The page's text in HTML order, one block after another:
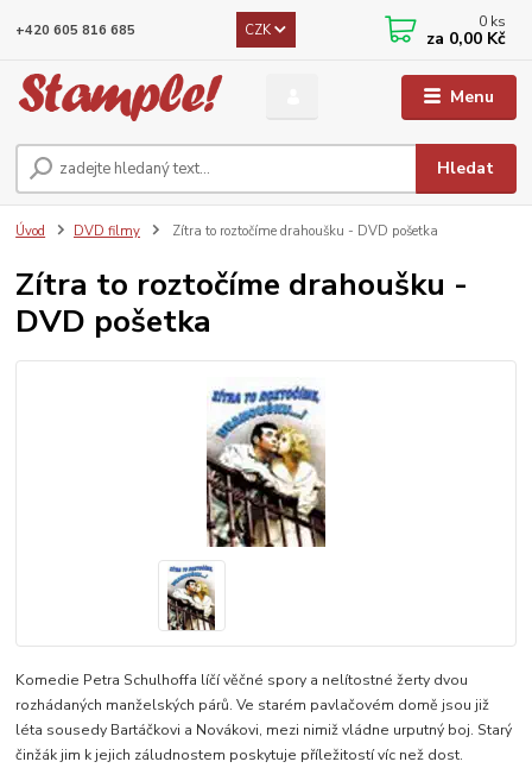
Menu
CZK
Hledat
+420 605 816 685 0 ks
za 0,00 Kč
Úvod DVD filmy Zítra to roztočíme drahoušku - DVD pošetka
Zítra to roztočíme drahoušku -
DVD pošetka
Komedie Petra Schulhoffa líčí věčné spory a nelítostné žerty dvou
rozhádaných manželských párů. Ve starém pavlačovém domě jsou již
léta sousedy Bartáčkovi a Novákovi, mezi nimiž vládne urputný boj. Starý
činžák jim k jejich záludnostem poskytuje příležitostí víc než dost.